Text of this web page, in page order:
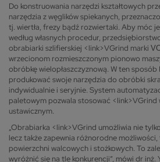
Do konstruowania narzędzi kształtowych
narzędzia z węglików spiekanych,
tj. wiertła, frezy bądź rozwiertaki. Aby móc
według własnych procedur,
obrabiarki szlifierskiej <link>VGrind marki
wrzecionom rozmieszczonym pionowo
obróbkę wielopłaszczyznową. W ten
produkować swoje narzędzia do obróbki
indywidualnie i seryjnie. System
paletowym pozwala stosować <link>VGrind
ustawicznym.
„Obrabiarka <link>VGrind umożliwia nie
lecz także zapewnia różnorodne
powierzchni walcowych i stożkowych. To
wyróżnić się na tle konkurencji”, mówi dr inż.